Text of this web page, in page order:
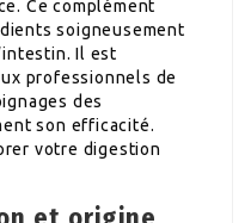
Ce complément
soigneusement
Il est
professionnels de
des
son efficacité.
votre digestion